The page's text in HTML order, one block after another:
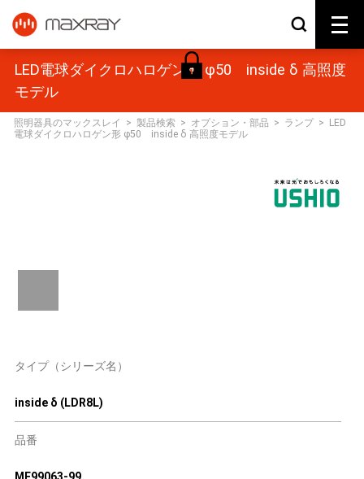
LED電球ダイクロハロゲン形 φ50 inside δ 高照度
モデル
照明器具のマックスレイ > 製品検索 > オプション・部品 > ランプ >
LED
電球ダイクロハロゲン形 φ50 inside δ 高照度モデル
タイプ（シリーズ名）
inside δ (LDR8L)
品番